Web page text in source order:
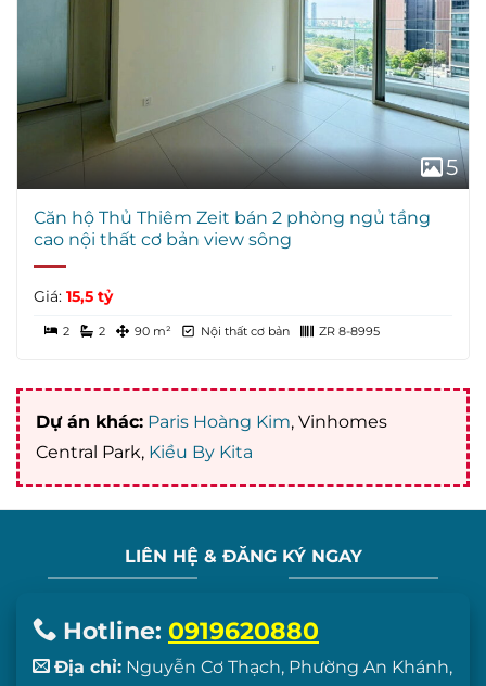
5
Căn hộ Thủ Thiêm Zeit bán 2 phòng ngủ tầng
cao nội thất cơ bản view sông
Giá: 15,5 tỷ
2 2 90 m² Nội thất cơ bản ZR 8-8995
Dự án khác: Paris Hoàng Kim, Vinhomes
Central Park, Kiều By Kita
LIÊN HỆ & ĐĂNG KÝ NGAY
Hotline: 0919620880
Địa chỉ: Nguyễn Cơ Thạch, Phường An Khánh,